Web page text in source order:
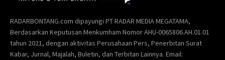
RADARBONTANG.com dipayungi PT RADAR MEDIA MEGATAMA,
Berdasarkan Keputusan Menkumham Nomor AHU-0065806.AH.01.01
tahun 2021, dengan aktivitas Perusahaan Pers, Penerbitan Surat
Kabar, Jurnal, Majalah, Buletin, dan Terbitan Lainnya. Email: